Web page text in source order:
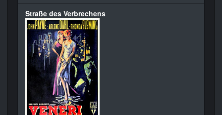
Straße des Verbrechens